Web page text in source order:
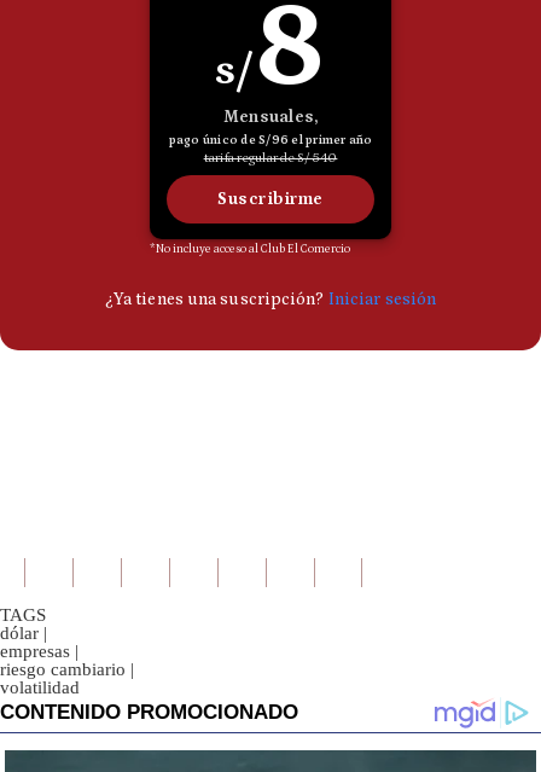
TAGS
dólar |
empresas |
riesgo cambiario |
volatilidad